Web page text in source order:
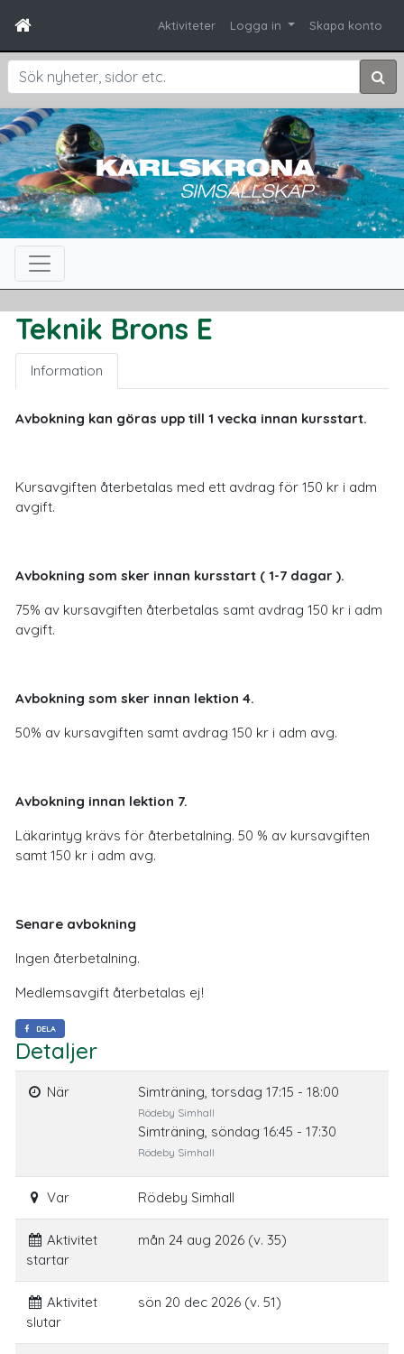
Aktiviteter Logga in Skapa konto
Sök
Teknik Brons E
Information
Avbokning kan göras upp till 1 vecka innan kursstart.
Kursavgiften återbetalas med ett avdrag för 150 kr i adm
avgift.
Avbokning som sker innan kursstart ( 1-7 dagar ).
75% av kursavgiften återbetalas samt avdrag 150 kr i adm
avgift.
Avbokning som sker innan lektion 4.
50% av kursavgiften samt avdrag 150 kr i adm avg.
Avbokning innan lektion 7.
Läkarintyg krävs för återbetalning. 50 % av kursavgiften
samt 150 kr i adm avg.
Senare avbokning
Ingen återbetalning.
Medlemsavgift återbetalas ej!
DELA
Detaljer
När Simträning, torsdag 17:15 - 18:00
Rödeby Simhall
Simträning, söndag 16:45 - 17:30
Rödeby Simhall
Var Rödeby Simhall
Aktivitet
startar
mån 24 aug 2026 (v. 35)
Aktivitet
slutar
sön 20 dec 2026 (v. 51)